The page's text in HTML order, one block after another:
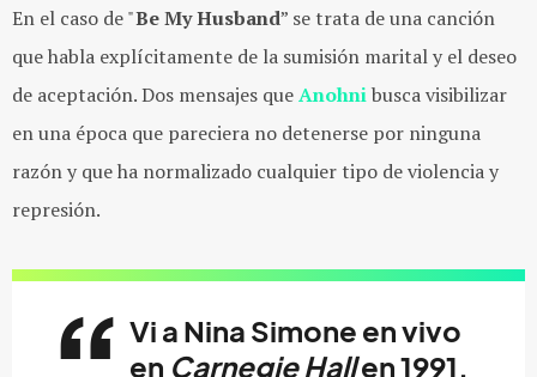
En el caso de "Be My Husband” se trata de una canción
que habla explícitamente de la sumisión marital y el deseo
de aceptación. Dos mensajes queAnohnibusca visibilizar
en una época que pareciera no detenerse por ninguna
razón y que ha normalizado cualquier tipo de violencia y
represión.
Vi a Nina Simone en vivo
en Carnegie Hallen 1991.